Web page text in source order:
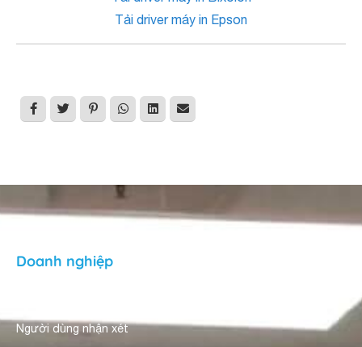
Tải driver máy in Epson
Doanh nghiệp
Người dùng nhận xét